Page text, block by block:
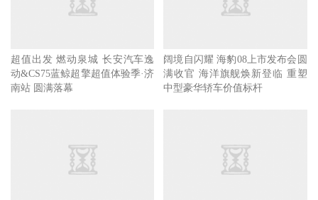
超值出发 燃动泉城 长安汽车逸
动&CS75蓝鲸超擎超值体验季·济
南站 圆满落幕
阔境自闪耀 海豹08上市发布会圆
满收官 海洋旗舰焕新登临 重塑
中型豪华轿车价值标杆